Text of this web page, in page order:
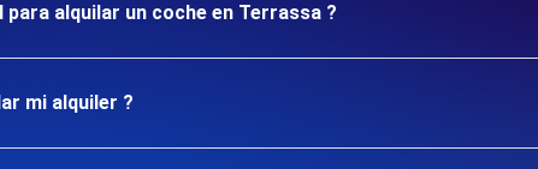
alquilar un coche en Terrassa ?
mi alquiler ?